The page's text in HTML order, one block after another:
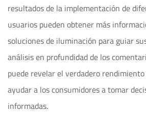
resultados de la implementación de
usuarios pueden obtener más
soluciones de iluminación para guiar
análisis en profundidad de los
puede revelar el verdadero
ayudar a los consumidores a tomar
informadas.